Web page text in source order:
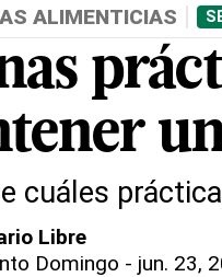
ALIMENTICIAS
cuáles
Libre
Domingo - jun. 23,